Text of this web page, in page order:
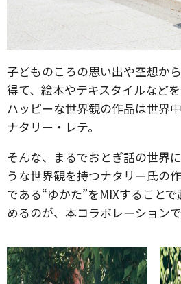
子どものころの思い出や空想か
得て、絵本やテキスタイルなど
ハッピーな世界観の作品は世界
ナタリー・レテ。
そんな、まるでおとぎ話の世界
うな世界観を持つナタリー氏の
である“ゆかた”をMIXすること
めるのが、本コラボレーションで